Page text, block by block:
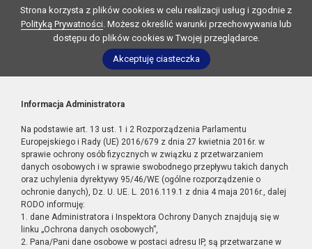
Strona korzysta z plików cookies w celu realizacji usług i zgodnie z
Polityką Prywatności. Możesz określić warunki przechowywania lub
dostępu do plików cookies w Twojej przeglądarce.
Akceptuję ciasteczka
Informacja Administratora
Na podstawie art. 13 ust. 1 i 2 Rozporządzenia Parlamentu
Europejskiego i Rady (UE) 2016/679 z dnia 27 kwietnia 2016r. w
sprawie ochrony osób fizycznych w związku z przetwarzaniem
danych osobowych i w sprawie swobodnego przepływu takich danych
oraz uchylenia dyrektywy 95/46/WE (ogólne rozporządzenie o
ochronie danych), Dz. U. UE. L. 2016.119.1 z dnia 4 maja 2016r., dalej
RODO informuję:
1. dane Administratora i Inspektora Ochrony Danych znajdują się w
linku „Ochrona danych osobowych”,
2. Pana/Pani dane osobowe w postaci adresu IP, są przetwarzane w